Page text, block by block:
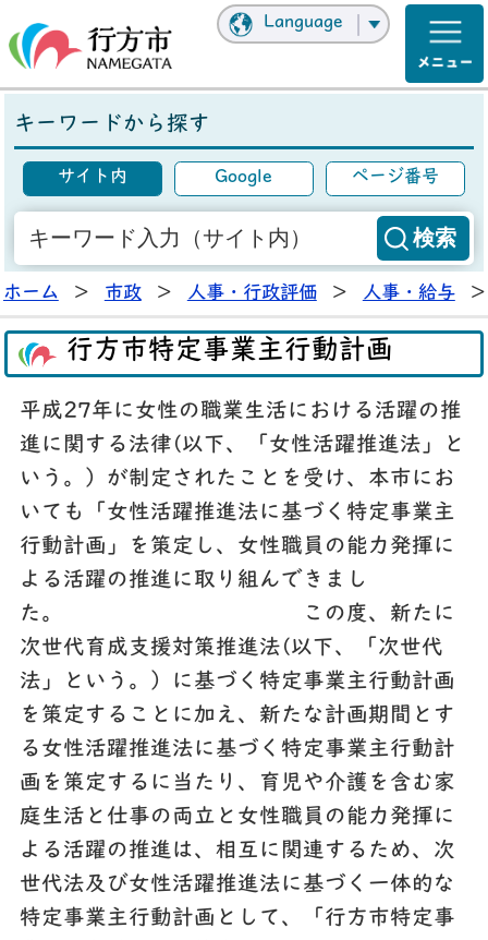
Language
キーワードから探す
サイト内 Google ページ番号
ホーム > 市政 > 人事・行政評価 > 人事・給与 >
行方市特定事業主行動計画
平成27年に女性の職業生活における活躍の推
進に関する法律(以下、「女性活躍推進法」と
いう。）が制定されたことを受け、本市にお
いても「女性活躍推進法に基づく特定事業主
行動計画」を策定し、女性職員の能力発揮に
よる活躍の推進に取り組んできまし
た。 この度、新たに
次世代育成支援対策推進法(以下、「次世代
法」という。）に基づく特定事業主行動計画
を策定することに加え、新たな計画期間とす
る女性活躍推進法に基づく特定事業主行動計
画を策定するに当たり、育児や介護を含む家
庭生活と仕事の両立と女性職員の能力発揮に
よる活躍の推進は、相互に関連するため、次
世代法及び女性活躍推進法に基づく一体的な
特定事業主行動計画として、「行方市特定事